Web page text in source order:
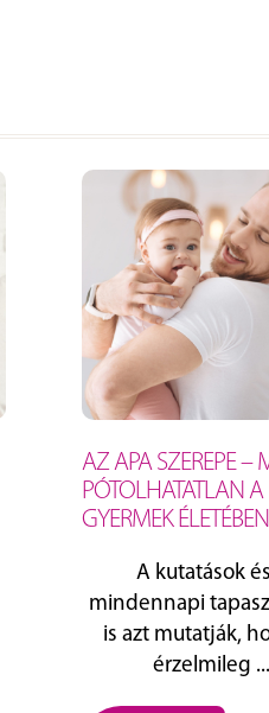
AZ APA SZEREPE –
PÓTOLHATATLAN A
GYERMEK
A kutatások
mindennapi
is azt mutatják,
érzelmileg ...